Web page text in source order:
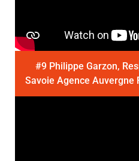
#9 Philippe Garzon,
Savoie Agence Auvergne